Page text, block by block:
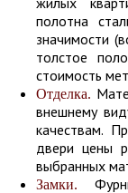
полотна
значимости
толстое
стоимость
Отделка.
внешнему
качествам.
двери цены
выбранных
Замки.